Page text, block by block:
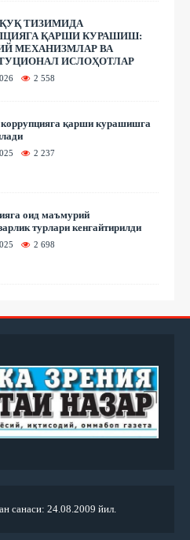
ТИЗИМИДА
ҚАРШИ КУРАШИШ:
МЕХАНИЗМЛАР ВА
ИСЛОҲОТЛАР
2 558
қарши курашишга
2 237
оид маъмурий
турлари кенгайтирилди
2 698
санаси: 24.08.2009 йил.